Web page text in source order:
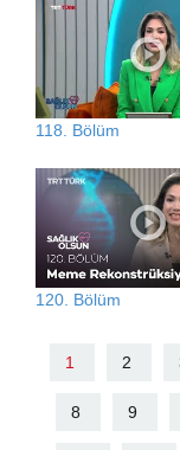
118. Bölüm
120. Bölüm
1 2
8 9